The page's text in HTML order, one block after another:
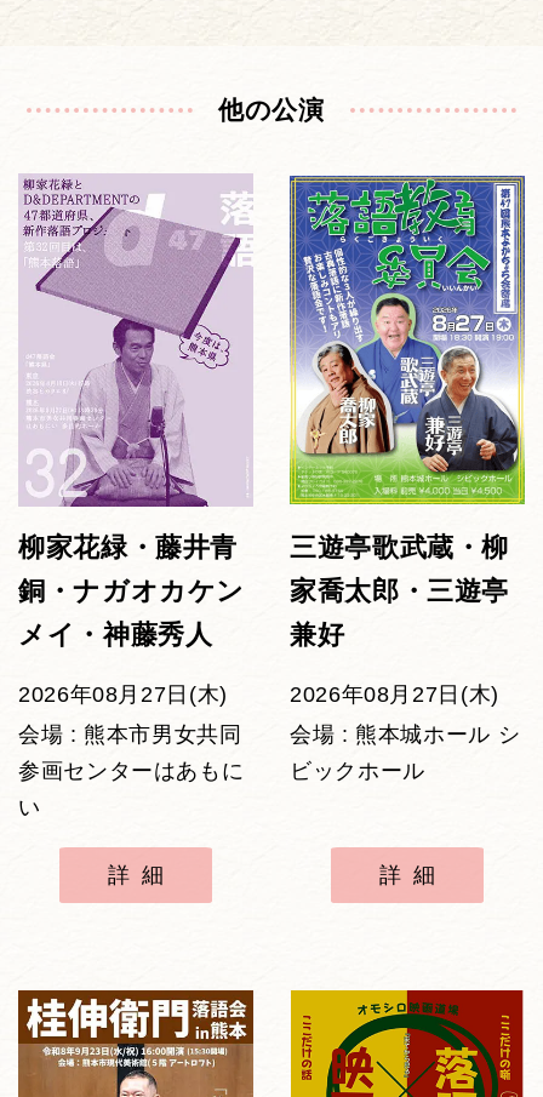
他の公演
柳家花緑・藤井青
銅・ナガオカケン
メイ・神藤秀人
2026年08月27日(木)
会場 : 熊本市男女共同
参画センターはあもに
い
詳細
三遊亭歌武蔵・柳
家喬太郎・三遊亭
兼好
2026年08月27日(木)
会場 : 熊本城ホール シ
ビックホール
詳細